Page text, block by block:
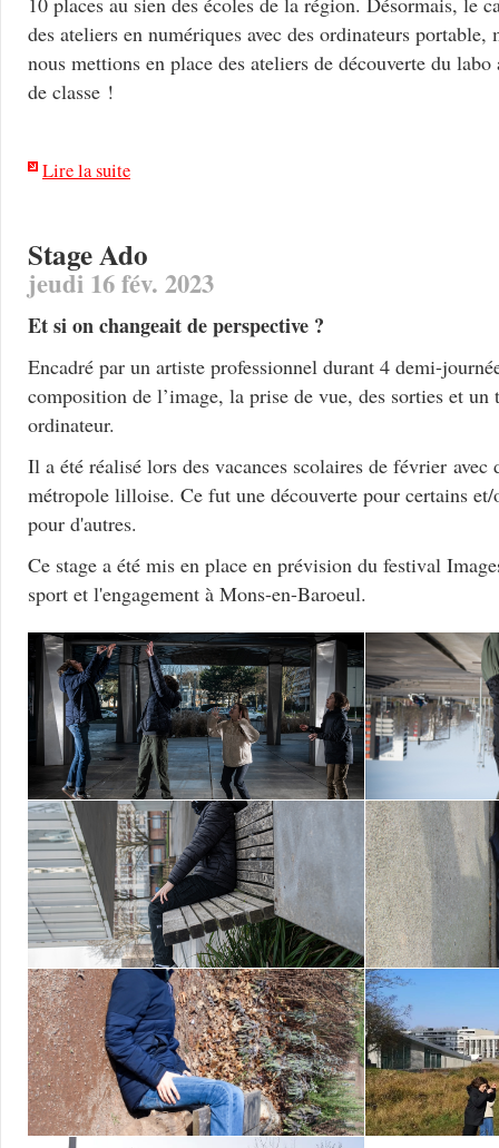
des ateliers en numériques avec des ordinateurs
nous mettions en place des ateliers de découverte du labo
de classe !
Lire la suite
Stage Ado
jeudi 16 fév. 2023
Et si on changeait de perspective ?
Encadré par un artiste professionnel durant 4 demi-
composition de l’image, la prise de vue, des sorties et un
ordinateur.
Il a été réalisé lors des vacances scolaires de février avec
métropole lilloise. Ce fut une découverte pour certains
pour d'autres.
Ce stage a été mis en place en prévision du festival
sport et l'engagement à Mons-en-Baroeul.